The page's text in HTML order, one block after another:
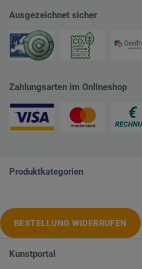
Ausgezeichnet sicher
Zahlungsarten im Onlineshop
Produktkategorien
BESTELLUNG WIDERRUFEN
Kunstportal